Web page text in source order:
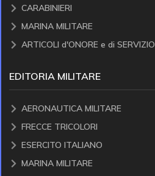
CARABINIERI
MARINA MILITARE
ARTICOLI d'ONORE e di SERVIZIO
EDITORIA MILITARE
AERONAUTICA MILITARE
FRECCE TRICOLORI
ESERCITO ITALIANO
MARINA MILITARE